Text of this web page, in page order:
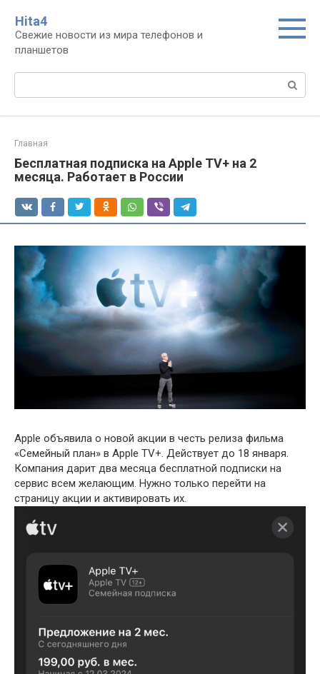
контенту
Нita4
Свежие новости из мира телефонов и
планшетов
Поиск:
Главная
Бесплатная подписка на Apple TV+ на 2
месяца. Работает в России
Apple объявила о новой акции в честь релиза фильма
«Семейный план» в Apple TV+. Действует до 18 января.
Компания дарит два месяца бесплатной подписки на
сервис всем желающим. Нужно только перейти на
страницу акции и активировать их.